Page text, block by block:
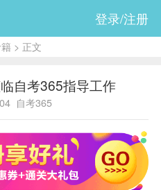
登录/注册
> 正文
自考365指导工作
自考365